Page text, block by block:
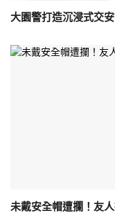
大園警打造沉浸式交
未戴安全帽遭攔！友